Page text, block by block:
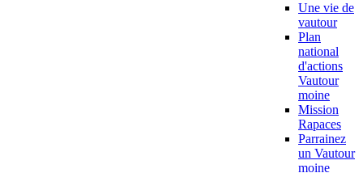
Une vie de
vautour
Plan
national
d'actions
Vautour
moine
Mission
Rapaces
Parrainez
un Vautour
moine